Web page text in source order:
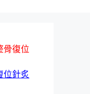
骨復位
位針炙